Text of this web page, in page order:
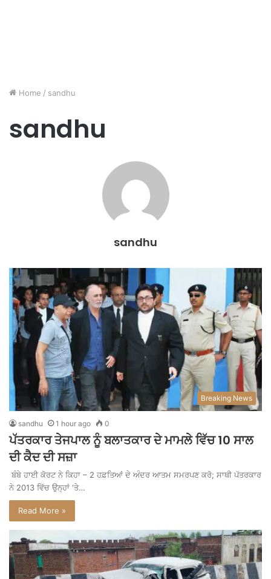
Home / sandhu
sandhu
sandhu
Breaking News
sandhu 1 hour ago 0
ਪੱਤਰਕਾਰ ਤੇਜਪਾਲ ਨੂੰ ਬਲਾਤਕਾਰ ਦੇ ਮਾਮਲੇ ਵਿੱਚ 10 ਸਾਲ
ਦੀ ਕੈਦ ਦੀ ਸਜ਼ਾ
ਬੰਬੇ ਹਾਈ ਕੋਰਟ ਨੇ ਕਿਹਾ – 2 ਹਫ਼ਤਿਆਂ ਦੇ ਅੰਦਰ ਆਤਮ ਸਮਰਪਣ ਕਰੋ; ਸਾਥੀ ਪੱਤਰਕਾਰ
ਨੇ 2013 ਵਿੱਚ ਉਨ੍ਹਾਂ ‘ਤੇ…
Read More »